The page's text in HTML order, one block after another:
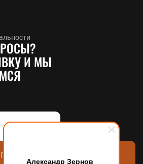
Александр Зернов
И МЫ
Позвоните мне